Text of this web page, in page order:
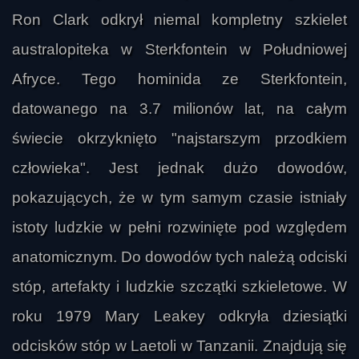
Ron Clark odkrył niemal kompletny szkielet
australopiteka w Sterkfontein w Południowej
Afryce. Tego hominida ze Sterkfontein,
datowanego na 3.7 milionów lat, na całym
świecie okrzyknięto "najstarszym przodkiem
człowieka". Jest jednak dużo dowodów,
pokazujących, że w tym samym czasie istniały
istoty ludzkie w pełni rozwinięte pod względem
anatomicznym. Do dowodów tych należą odciski
stóp, artefakty i ludzkie szczątki szkieletowe. W
roku 1979 Mary Leakey odkryła dziesiątki
odcisków stóp w Laetoli w Tanzanii. Znajdują się